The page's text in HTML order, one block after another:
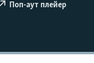
Поп-аут плейер